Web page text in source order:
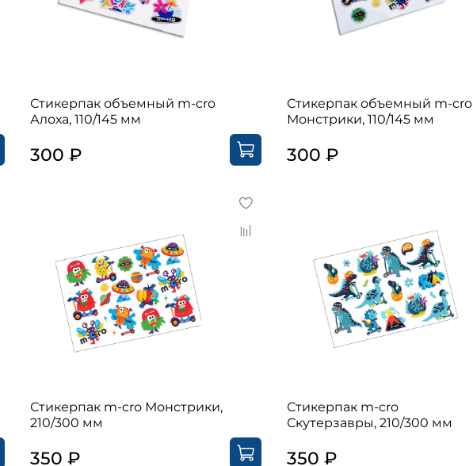
Стикерпак объемный m-cro
Алоха, 110/145 мм
300 ₽
Стикерпак объемный m-cro
Монстрики, 110/145 мм
300 ₽
Стикерпак m-cro Монстрики,
210/300 мм
350 ₽
Стикерпак m-cro
Скутерзавры, 210/300 мм
350 ₽